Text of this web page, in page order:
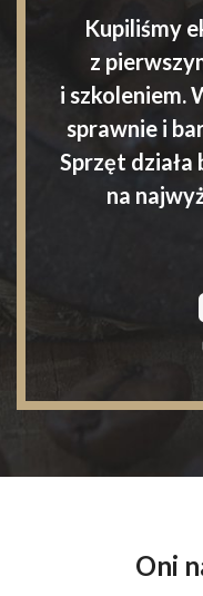
Kupiliśmy
z
i szkoleniem.
sprawnie i
Sprzęt działa
na
Oni